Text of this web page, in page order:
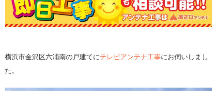
横浜市金沢区六浦南の戸建てにテレビアンテナ工事にお伺いしまし
た。